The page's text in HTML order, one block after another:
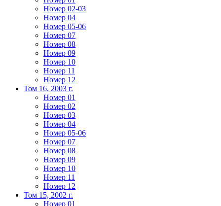
Номер 02-03
Номер 04
Номер 05-06
Номер 07
Номер 08
Номер 09
Номер 10
Номер 11
Номер 12
Том 16, 2003 г.
Номер 01
Номер 02
Номер 03
Номер 04
Номер 05-06
Номер 07
Номер 08
Номер 09
Номер 10
Номер 11
Номер 12
Том 15, 2002 г.
Номер 01